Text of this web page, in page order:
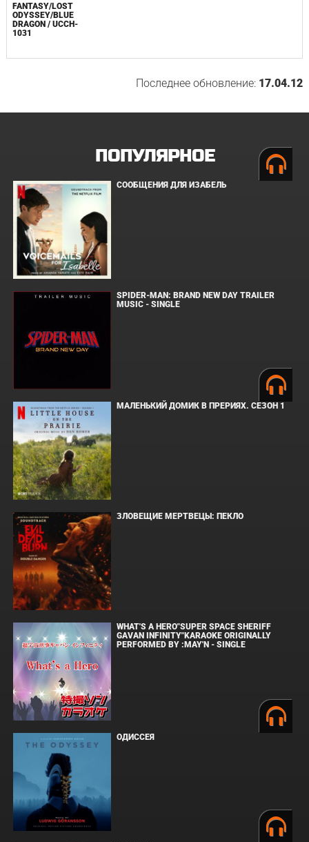
FANTASY/LOST
ODYSSEY/BLUE
DRAGON / UCCH-
1031
Последнее обновление: 17.04.12
ПОПУЛЯРНОЕ
СООБЩЕНИЯ ДЛЯ ИЗАБЕЛЬ
SPIDER-MAN: BRAND NEW DAY TRAILER
MUSIC - SINGLE
МАЛЕНЬКИЙ ДОМИК В ПРЕРИЯХ. СЕЗОН 1
ЗЛОВЕЩИЕ МЕРТВЕЦЫ: ПЕКЛО
WHAT'S A HERO"SUPER SPACE SHERIFF
GAVAN INFINITY"KARAOKE ORIGINALLY
PERFORMED BY :MAY'N - SINGLE
ОДИССЕЯ